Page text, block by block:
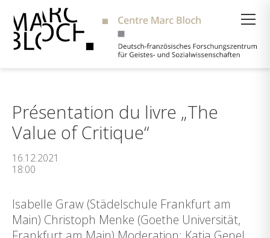
Présentation du livre „The
Value of Critique“
16.12.2021
18:00
Isabelle Graw (Städelschule Frankfurt am
Main) Christoph Menke (Goethe Universität,